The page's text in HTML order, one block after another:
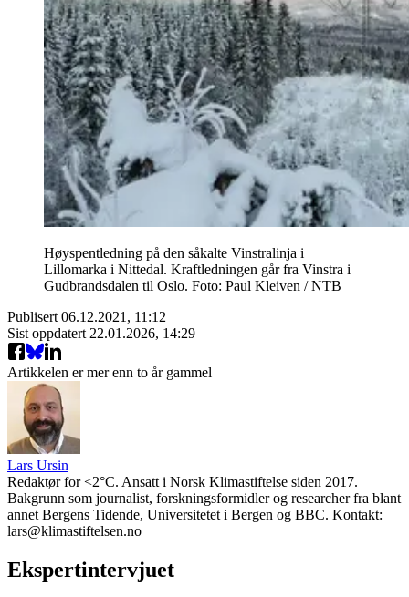
Høyspentledning på den såkalte Vinstralinja i
Lillomarka i Nittedal. Kraftledningen går fra Vinstra i
Gudbrandsdalen til Oslo. Foto: Paul Kleiven / NTB
Publisert 06.12.2021, 11:12
Sist oppdatert 22.01.2026, 14:29
Artikkelen er mer enn to år gammel
Lars Ursin
Redaktør for <2°C. Ansatt i Norsk Klimastiftelse siden 2017.
Bakgrunn som journalist, forskningsformidler og researcher fra blant
annet Bergens Tidende, Universitetet i Bergen og BBC. Kontakt:
lars@klimastiftelsen.no
Ekspertintervjuet